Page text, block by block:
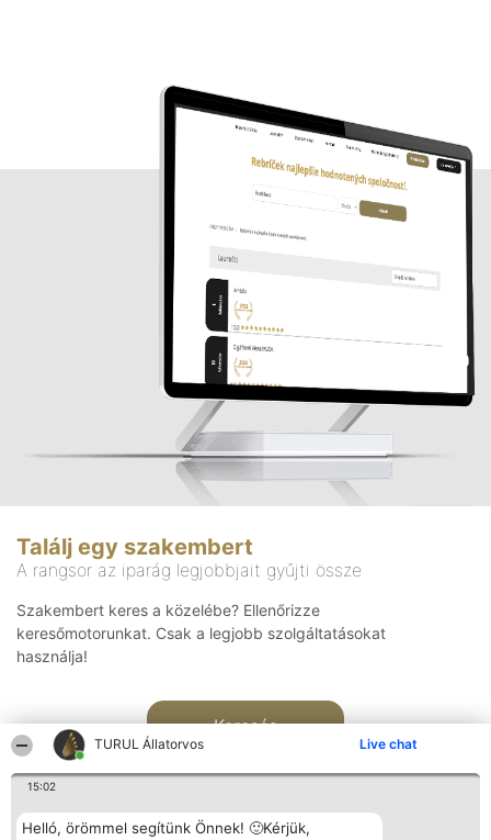
TURUL Állatorvos Live chat
15:02
Helló, örömmel segítünk Önnek! 🙂Kérjük,
Találj egy szakembert
A rangsor az iparág legjobbjait gyűjti össze
Szakembert keres a közelébe? Ellenőrizze
keresőmotorunkat. Csak a legjobb szolgáltatásokat
használja!
Keresés